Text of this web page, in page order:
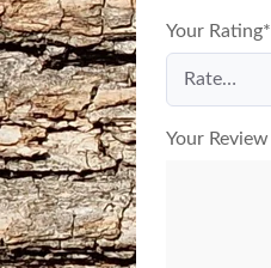
Your Rating*
Your Review